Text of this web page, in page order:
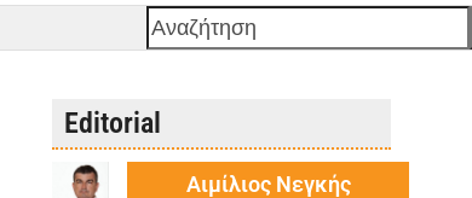
Αναζήτηση
Editorial
Αιμίλιος Νεγκής